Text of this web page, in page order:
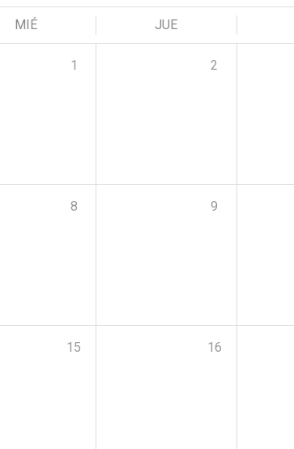
MIÉ JUE
1 2
8 9
15 16